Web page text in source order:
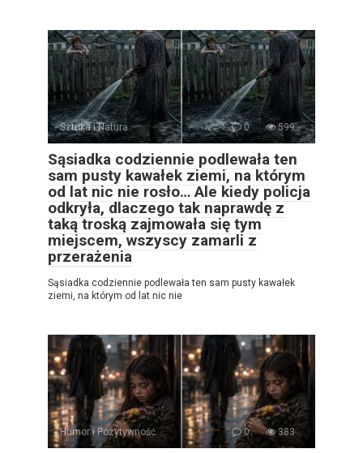
Sztuka i Natura 0 599
Sąsiadka codziennie podlewała ten
sam pusty kawałek ziemi, na którym
od lat nic nie rosło… Ale kiedy policja
odkryła, dlaczego tak naprawdę z
taką troską zajmowała się tym
miejscem, wszyscy zamarli z
przerażenia
Sąsiadka codziennie podlewała ten sam pusty kawałek
ziemi, na którym od lat nic nie
Humor i Pozytywność 0 383